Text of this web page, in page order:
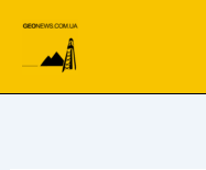
вмісту